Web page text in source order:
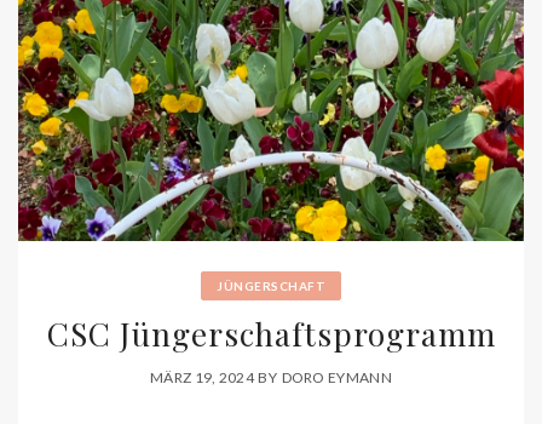
JÜNGERSCHAFT
CSC Jüngerschaftsprogramm
MÄRZ 19, 2024 BY DORO EYMANN